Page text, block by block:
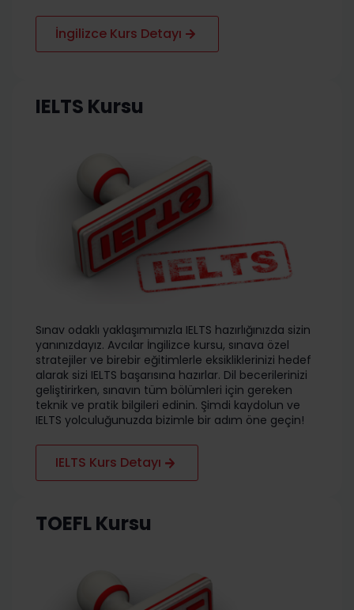
İngilizce Kurs Detayı
IELTS Kursu
Sınav odaklı yaklaşımımızla IELTS hazırlığınızda sizin
yanınızdayız. Avcılar İngilizce kursu, sınava özel
stratejiler ve birebir eğitimlerle eksikliklerinizi hedef
alarak sizi IELTS başarısına hazırlar. Dil becerilerinizi
geliştirirken, sınavın tüm bölümleri için gereken
teknik ve pratik bilgileri edinin. Şimdi kaydolun ve
IELTS yolculuğunuzda bizimle bir adım öne geçin!
IELTS Kurs Detayı
TOEFL Kursu